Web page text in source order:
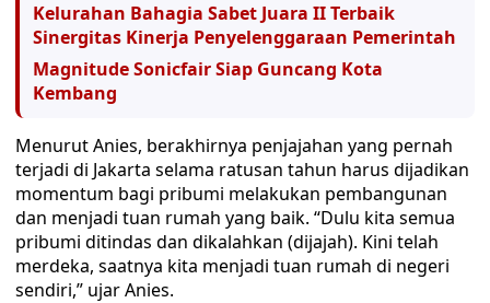
Kelurahan Bahagia Sabet Juara II Terbaik
Sinergitas Kinerja Penyelenggaraan Pemerintah
Magnitude Sonicfair Siap Guncang Kota
Kembang
Menurut Anies, berakhirnya penjajahan yang pernah
terjadi di Jakarta selama ratusan tahun harus dijadikan
momentum bagi pribumi melakukan pembangunan
dan menjadi tuan rumah yang baik. “Dulu kita semua
pribumi ditindas dan dikalahkan (dijajah). Kini telah
merdeka, saatnya kita menjadi tuan rumah di negeri
sendiri,” ujar Anies.